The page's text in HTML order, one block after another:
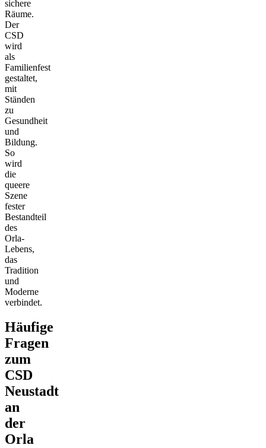
sichere
Räume.
Der
CSD
wird
als
Familienfest
gestaltet,
mit
Ständen
zu
Gesundheit
und
Bildung.
So
wird
die
queere
Szene
fester
Bestandteil
des
Orla-
Lebens,
das
Tradition
und
Moderne
verbindet.
Häufige
Fragen
zum
CSD
Neustadt
an
der
Orla